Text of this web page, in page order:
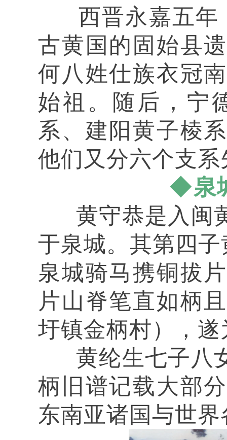
西晋永嘉五年
古黄国的固始县
何八姓仕族衣冠
始祖。随后，宁
系、建阳黄子棱
他们又分六个支
◆泉
黄守恭是入闽
于泉城。其第四
泉城骑马携铜拔
片山脊笔直如柄
圩镇金柄村），
黄纶生七子八
柄旧谱记载大部
东南亚诸国与世